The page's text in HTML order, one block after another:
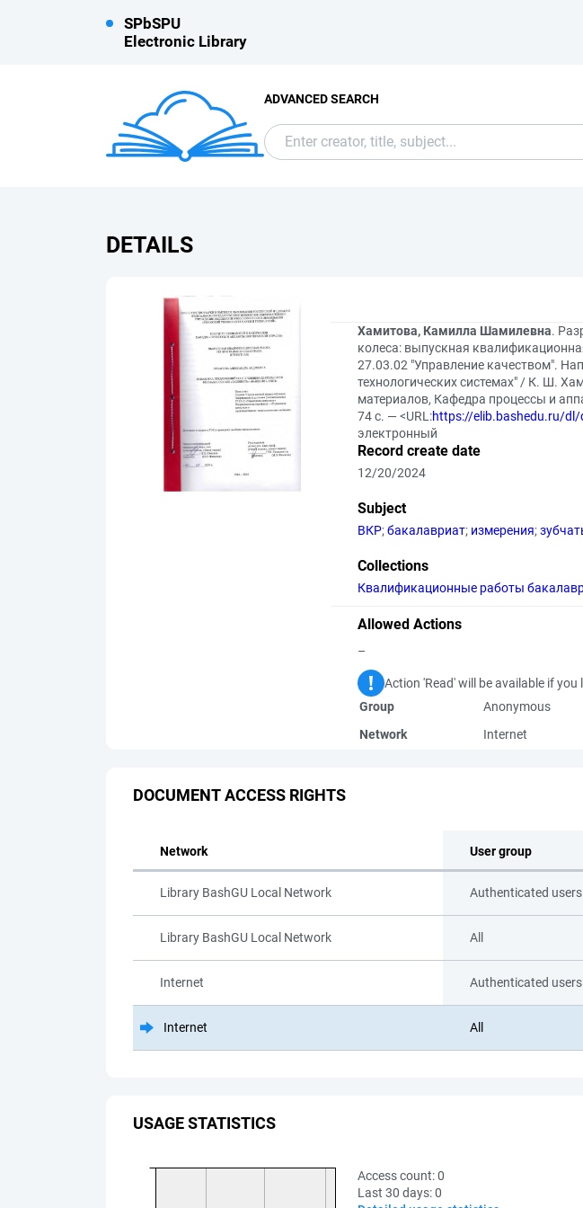
SPbSPU
Electronic Library
ADVANCED SEARCH
DETAILS
Хамитова, Камилла Шамилевна.
колеса: выпускная
27.03.02 "Управление качеством".
технологических системах" / К. Ш.
материалов, Кафедра процессы и
74 с. — <URL:https://elib.bashedu.ru/dl/
электронный
Record create date
12/20/2024
Subject
ВКР;бакалавриат; измерения;
Collections
Квалификационные работы
Allowed Actions
–
Action 'Read' will be available if
Group
Anonymous
Network
Internet
DOCUMENT ACCESS RIGHTS
Network User group
Library BashGU Local Network Authenticated users
Library BashGU Local Network All
Internet Authenticated users
Internet All
USAGE STATISTICS
Access count:0
Last 30 days:0